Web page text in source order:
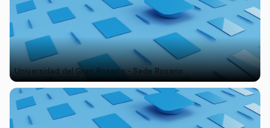
Universidad del Gran Rosario - Sede Rosario